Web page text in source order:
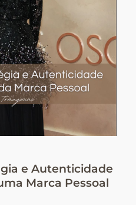
e Autenticidade
Marca Pessoal